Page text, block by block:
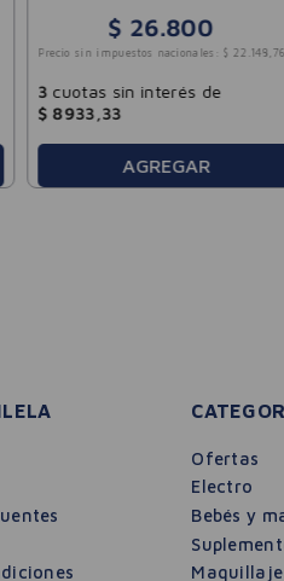
$ 26.800
Precio sin impuestos nacionales: $ 22 .148 , 76
3 cuotas sin interés de
$ 8933 33
AGREGAR
Ofertas
Electro
Bebés y
Maquillaje